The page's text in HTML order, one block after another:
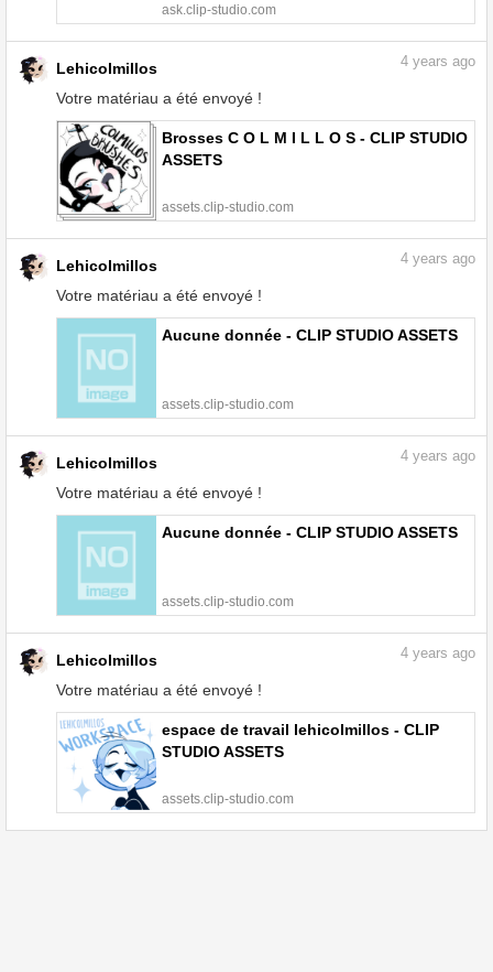
ask.clip-studio.com
Lehicolmillos
Votre matériau a été envoyé !
4 years ago
Brosses C O L M I L L O S - CLIP STUDIO
ASSETS
assets.clip-studio.com
Lehicolmillos
Votre matériau a été envoyé !
4 years ago
Aucune donnée - CLIP STUDIO ASSETS
assets.clip-studio.com
Lehicolmillos
Votre matériau a été envoyé !
4 years ago
Aucune donnée - CLIP STUDIO ASSETS
assets.clip-studio.com
Lehicolmillos
Votre matériau a été envoyé !
4 years ago
espace de travail lehicolmillos - CLIP
STUDIO ASSETS
assets.clip-studio.com